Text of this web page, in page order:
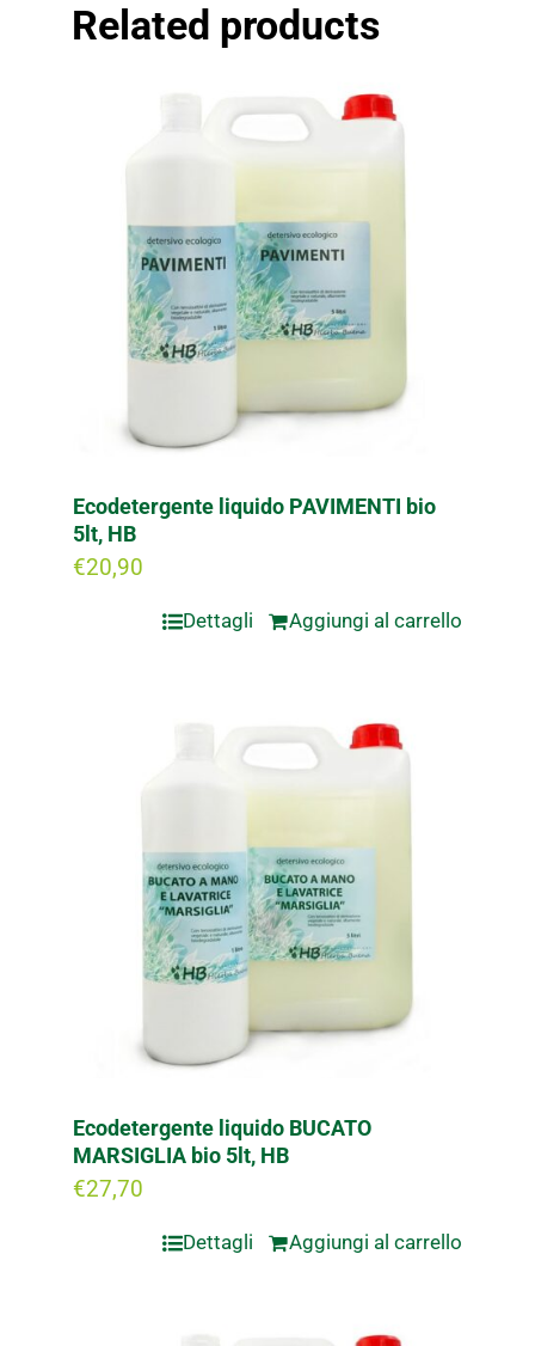
Related products
Ecodetergente liquido PAVIMENTI bio
5lt, HB
€20,90
Aggiungi al carrello
Dettagli
Ecodetergente liquido BUCATO
MARSIGLIA bio 5lt, HB
€27,70
Aggiungi al carrello
Dettagli